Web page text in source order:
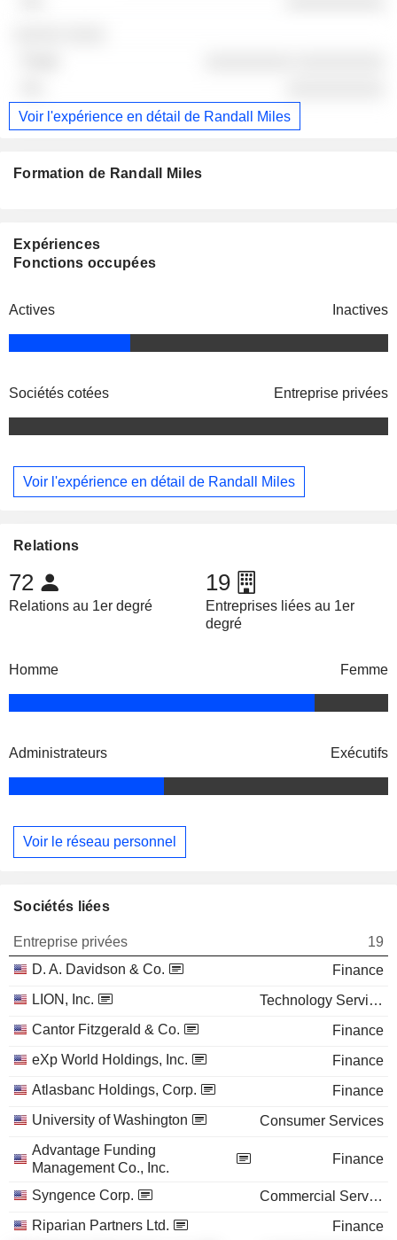
Voir l'expérience en détail de Randall Miles
Formation de Randall Miles
Expériences
Fonctions occupées
Actives Inactives
Sociétés cotées Entreprise privées
Voir l'expérience en détail de Randall Miles
Relations
72
Relations au 1er degré
19
Entreprises liées au 1er
degré
Homme Femme
Administrateurs Exécutifs
Voir le réseau personnel
Sociétés liées
Entreprise privées
19
D. A. Davidson & Co.
Finance
LION, Inc.
Technology Services
Cantor Fitzgerald & Co.
Finance
eXp World Holdings, Inc.
Finance
Atlasbanc Holdings, Corp.
Finance
University of Washington
Consumer Services
Advantage Funding
Management Co., Inc.
Finance
Syngence Corp.
Commercial Services
Riparian Partners Ltd.
Finance